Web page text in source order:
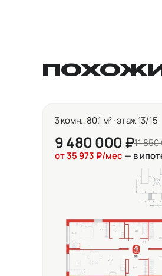
3 комн., 80.1 м² · этаж 13/15
9 480 000 ₽11
от 35 973 ₽/мес — в